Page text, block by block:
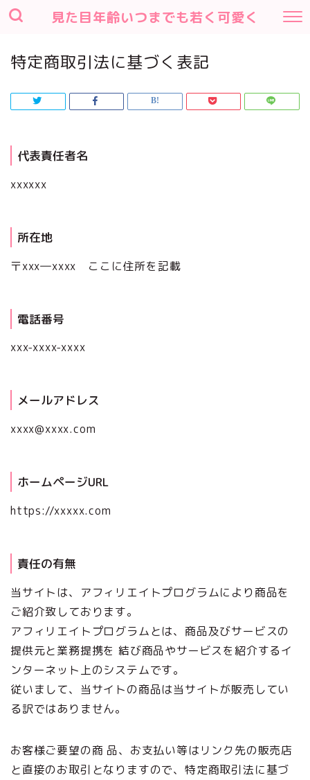
見た目年齢いつまでも若く可愛く
特定商取引法に基づく表記
代表責任者名
xxxxxx
所在地
〒xxx―xxxx ここに住所を記載
電話番号
xxx-xxxx-xxxx
メールアドレス
xxxx@xxxx.com
ホームページURL
https://xxxxx.com
責任の有無
当サイトは、アフィリエイトプログラムにより商品を
ご紹介致しております。
アフィリエイトプログラムとは、商品及びサービスの
提供元と業務提携を 結び商品やサービスを紹介するイ
ンターネット上のシステムです。
従いまして、当サイトの商品は当サイトが販売してい
る訳ではありません。
お客様ご要望の商 品、お支払い等はリンク先の販売店
と直接のお取引となりますので、特定商取引法に基づ